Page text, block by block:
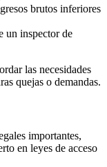
brutos inferiores
un inspector de
las necesidades
quejas o demandas.
importantes,
en leyes de acceso